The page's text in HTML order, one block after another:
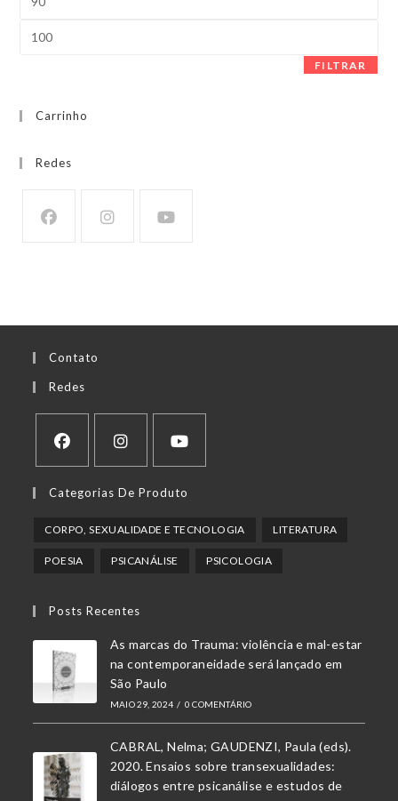
FILTRAR
Carrinho
Redes
Contato
Redes
em
aba
em
aba
em
aba
Categorias De Produto
CORPO, SEXUALIDADE E TECNOLOGIA LITERATURA
POESIA PSICANÁLISE PSICOLOGIA
Posts Recentes
As marcas do Trauma: violência e mal-estar
na contemporaneidade será lançado em
São Paulo
MAIO 29, 2024 / 0 COMENTÁRIO
CABRAL, Nelma; GAUDENZI, Paula (eds).
2020. Ensaios sobre transexualidades:
diálogos entre psicanálise e estudos de